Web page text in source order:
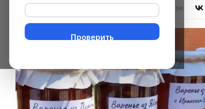
В избранное
Проверить